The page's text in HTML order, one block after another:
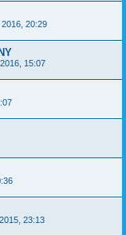
20:29
15:07
23:13